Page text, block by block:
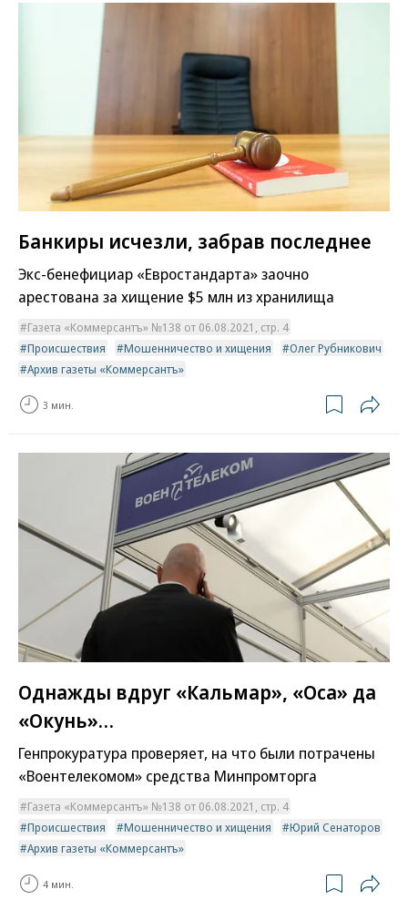
Банкиры исчезли, забрав последнее
Экс-бенефициар «Евростандарта» заочно
арестована за хищение $5 млн из хранилища
Газета «Коммерсантъ» №138 от 06.08.2021, стр. 4
Происшествия
Мошенничество и хищения
Олег Рубникович
Архив газеты «Коммерсантъ»
3 мин.
Однажды вдруг «Кальмар», «Оса» да
«Окунь»…
Генпрокуратура проверяет, на что были потрачены
«Воентелекомом» средства Минпромторга
Газета «Коммерсантъ» №138 от 06.08.2021, стр. 4
Происшествия
Мошенничество и хищения
Юрий Сенаторов
Архив газеты «Коммерсантъ»
4 мин.